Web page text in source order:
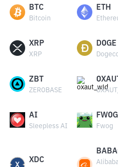
BTC
Bitcoin
ETH
XRP
XRP
DOGE
ZBT
ZEROBASE
AI
Sleepless AI
FWOG
Fwog
XDC